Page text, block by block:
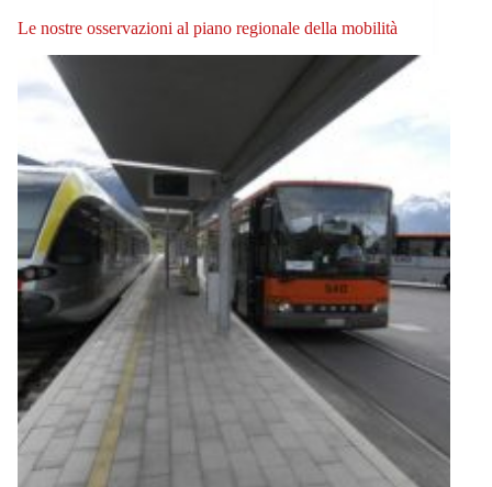
Le nostre osservazioni al piano regionale della mobilità